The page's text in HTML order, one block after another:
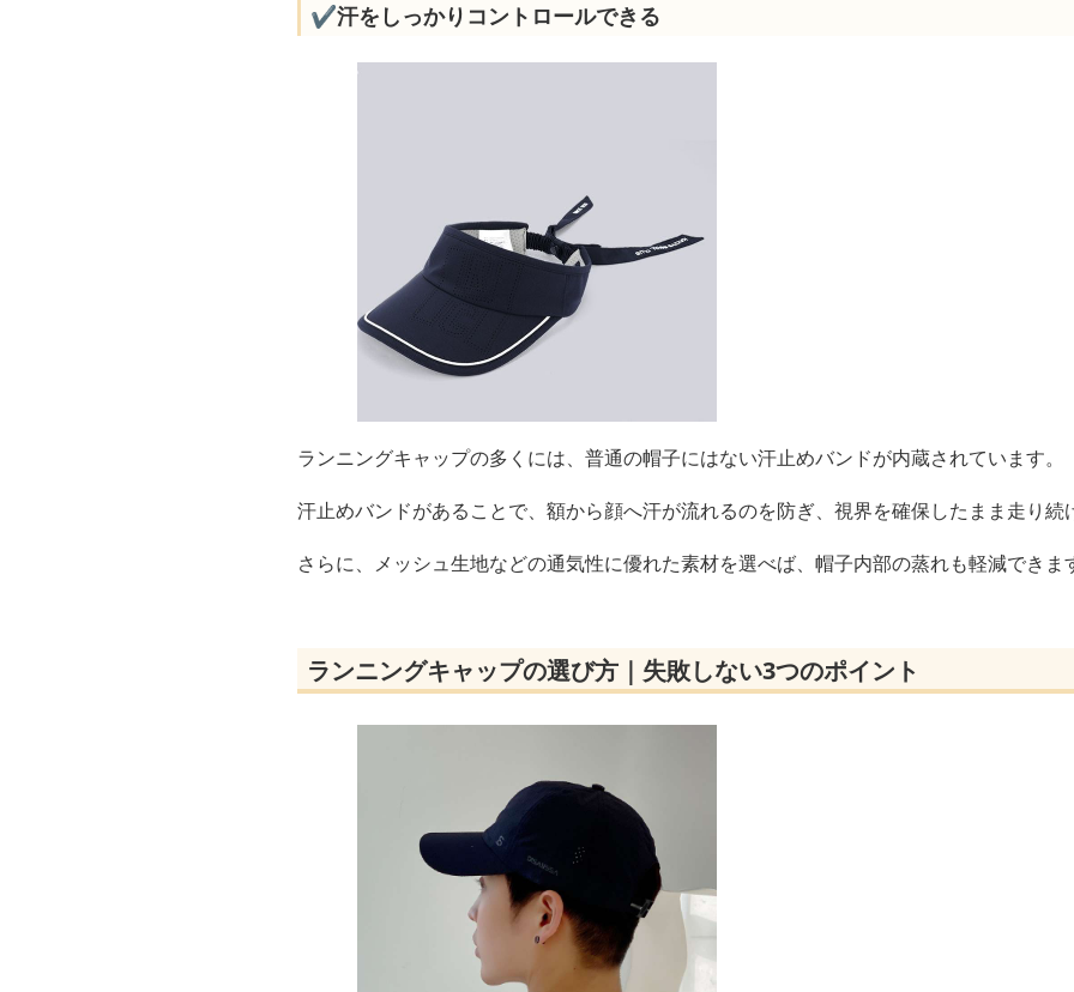
✔️汗をしっかりコントロールできる
ランニングキャップの多くには、普通の帽子にはない汗止めバンドが内蔵されています。
汗止めバンドがあることで、額から顔へ汗が流れるのを防ぎ、視界を確保したまま走り続
さらに、メッシュ生地などの通気性に優れた素材を選べば、帽子内部の蒸れも軽減できま
ランニングキャップの選び方｜失敗しない3つのポイント